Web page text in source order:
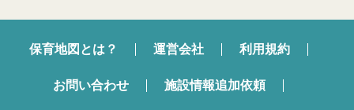
保育地図とは？ 運営会社 利用規約
お問い合わせ 施設情報追加依頼